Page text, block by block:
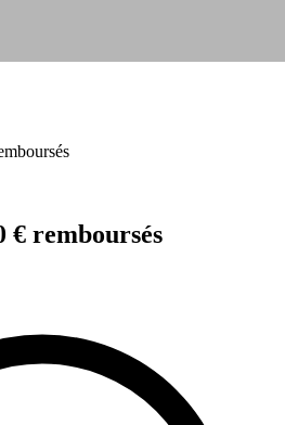
€ remboursés